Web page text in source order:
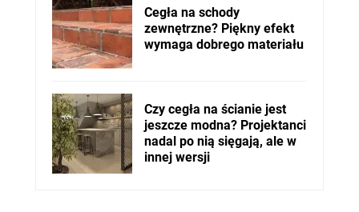
Cegła na schody
zewnętrzne? Piękny efekt
wymaga dobrego materiału
Czy cegła na ścianie jest
jeszcze modna? Projektanci
nadal po nią sięgają, ale w
innej wersji